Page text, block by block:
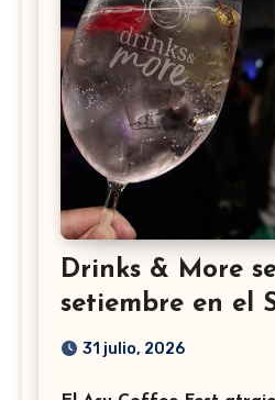
Drinks & More
setiembre en el
31 julio, 2026